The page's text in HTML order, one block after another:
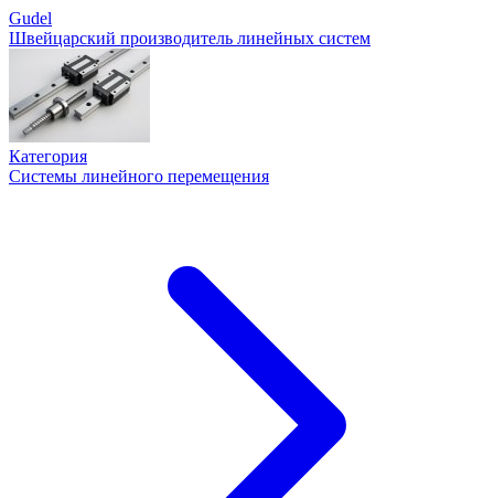
Gudel
Швейцарский производитель линейных систем
Категория
Системы линейного перемещения